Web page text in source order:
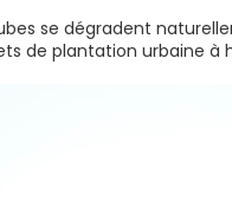
se dégradent
de plantation urbaine à